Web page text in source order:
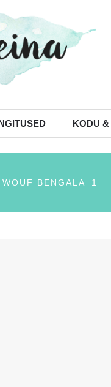
KODU &
BENGALA_1